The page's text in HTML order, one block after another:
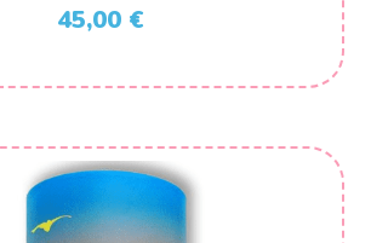
45,00 €